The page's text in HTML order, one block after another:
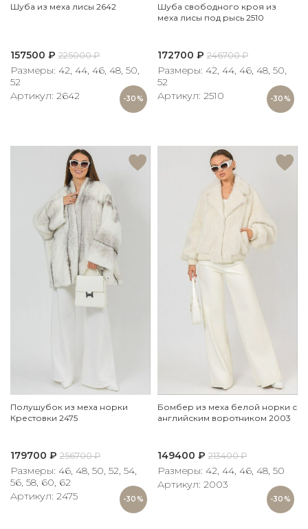
-30%
Шуба из меха лисы 2642
157500 ₽ 225000₽
Размеры: 42, 44, 46, 48, 50,
52
Артикул: 2642
-30%
Шуба свободного кроя из
меха лисы под рысь 2510
172700 ₽ 246700₽
Размеры: 42, 44, 46, 48, 50,
52
Артикул: 2510
-30%
Полушубок из меха норки
Крестовки 2475
179700 ₽ 256700₽
Размеры: 46, 48, 50, 52, 54,
56, 58, 60, 62
Артикул: 2475
-30%
Бомбер из меха белой норки с
английским воротником 2003
149400 ₽ 213400₽
Размеры: 42, 44, 46, 48, 50
Артикул: 2003